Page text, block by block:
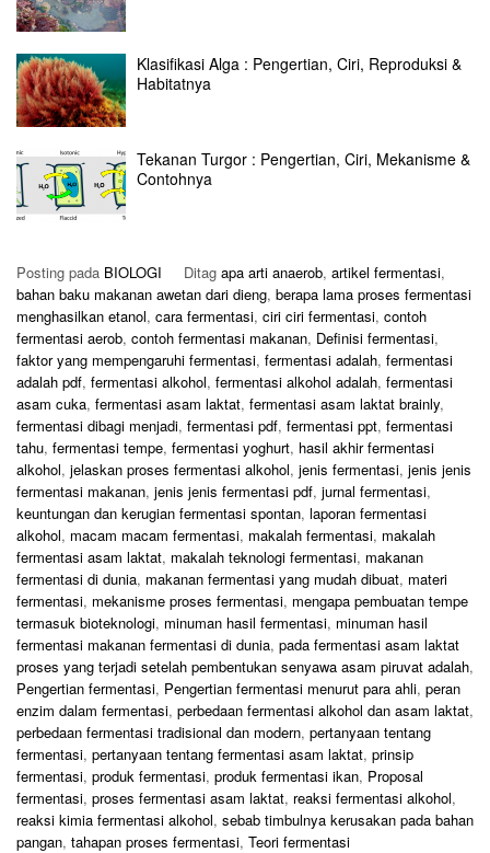
Klasifikasi Alga : Pengertian, Ciri, Reproduksi &
Habitatnya
Tekanan Turgor : Pengertian, Ciri, Mekanisme &
Contohnya
Posting pada BIOLOGI Ditag apa arti anaerob, artikel fermentasi,
bahan baku makanan awetan dari dieng, berapa lama proses fermentasi
menghasilkan etanol, cara fermentasi, ciri ciri fermentasi, contoh
fermentasi aerob, contoh fermentasi makanan, Definisi fermentasi,
faktor yang mempengaruhi fermentasi, fermentasi adalah, fermentasi
adalah pdf, fermentasi alkohol, fermentasi alkohol adalah, fermentasi
asam cuka, fermentasi asam laktat, fermentasi asam laktat brainly,
fermentasi dibagi menjadi, fermentasi pdf, fermentasi ppt, fermentasi
tahu, fermentasi tempe, fermentasi yoghurt, hasil akhir fermentasi
alkohol, jelaskan proses fermentasi alkohol, jenis fermentasi, jenis jenis
fermentasi makanan, jenis jenis fermentasi pdf, jurnal fermentasi,
keuntungan dan kerugian fermentasi spontan, laporan fermentasi
alkohol, macam macam fermentasi, makalah fermentasi, makalah
fermentasi asam laktat, makalah teknologi fermentasi, makanan
fermentasi di dunia, makanan fermentasi yang mudah dibuat, materi
fermentasi, mekanisme proses fermentasi, mengapa pembuatan tempe
termasuk bioteknologi, minuman hasil fermentasi, minuman hasil
fermentasi makanan fermentasi di dunia, pada fermentasi asam laktat
proses yang terjadi setelah pembentukan senyawa asam piruvat adalah,
Pengertian fermentasi, Pengertian fermentasi menurut para ahli, peran
enzim dalam fermentasi, perbedaan fermentasi alkohol dan asam laktat,
perbedaan fermentasi tradisional dan modern, pertanyaan tentang
fermentasi, pertanyaan tentang fermentasi asam laktat, prinsip
fermentasi, produk fermentasi, produk fermentasi ikan, Proposal
fermentasi, proses fermentasi asam laktat, reaksi fermentasi alkohol,
reaksi kimia fermentasi alkohol, sebab timbulnya kerusakan pada bahan
pangan, tahapan proses fermentasi, Teori fermentasi